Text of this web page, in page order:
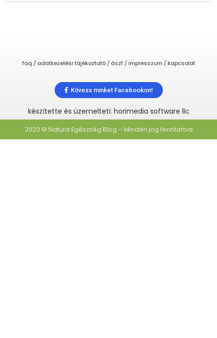
faq / adatkezelési tájékoztató / ászf / impresszum / kapcsolat
Kövess minket Facebookon!
készítette és üzemelteti: horimedia software llc
2023 © Natura Egészség Blog – Minden jog fenntartva